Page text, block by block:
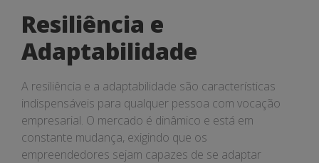
Resiliência e
Adaptabilidade
A resiliência e a adaptabilidade são características
indispensáveis para qualquer pessoa com vocação
empresarial. O mercado é dinâmico e está em
constante mudança, exigindo que os
empreendedores sejam capazes de se adaptar